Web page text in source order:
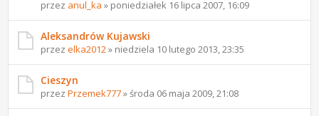
przez anul_ka » poniedziałek 16 lipca 2007, 16:09
Aleksandrów Kujawski
przezelka2012 » niedziela 10 lutego 2013, 23:35
Cieszyn
przezPrzemek777» środa 06 maja 2009, 21:08